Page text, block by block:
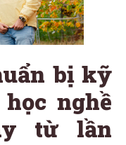
bị kỹ
nghề
từ lần